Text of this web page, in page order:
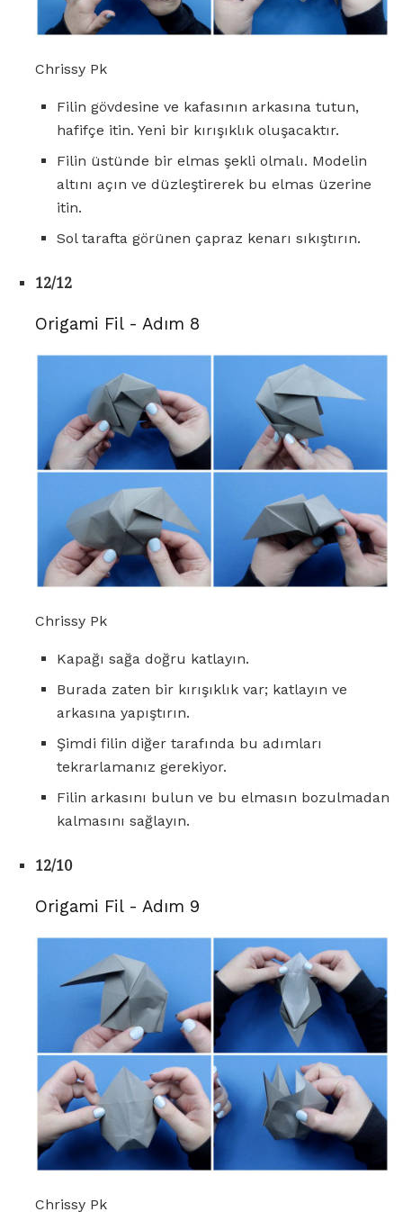
Chrissy Pk
Filin gövdesine ve kafasının arkasına tutun,
hafifçe itin. Yeni bir kırışıklık oluşacaktır.
Filin üstünde bir elmas şekli olmalı. Modelin
altını açın ve düzleştirerek bu elmas üzerine
itin.
Sol tarafta görünen çapraz kenarı sıkıştırın.
12/12
Origami Fil - Adım 8
Chrissy Pk
Kapağı sağa doğru katlayın.
Burada zaten bir kırışıklık var; katlayın ve
arkasına yapıştırın.
Şimdi filin diğer tarafında bu adımları
tekrarlamanız gerekiyor.
Filin arkasını bulun ve bu elmasın bozulmadan
kalmasını sağlayın.
12/10
Origami Fil - Adım 9
Chrissy Pk